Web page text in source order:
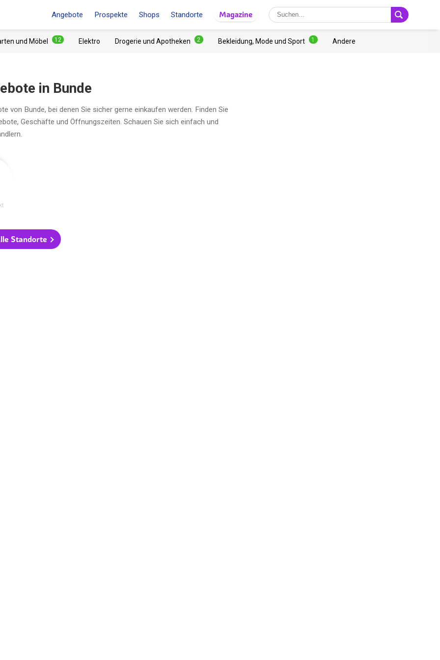
Angebote Prospekte Shops Standorte Magazine
und Möbel 12 Elektro Drogerie und Apotheken 2 Bekleidung, Mode und Sport 1 Andere
in Bunde
von Bunde, bei denen Sie sicher gerne einkaufen werden. Finden Sie
Geschäfte und Öffnungszeiten. Schauen Sie sich einfach und
Standorte